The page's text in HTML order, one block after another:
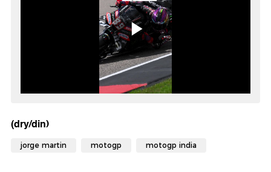
(dry/din)
jorge martin motogp motogp india